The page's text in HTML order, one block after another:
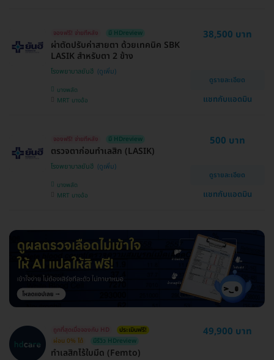
จองฟรี! จ่ายทีหลัง มี HDreview
ผ่าตัดปรับค่าสายตา ด้วยเทคนิค SBK
LASIK สำหรับตา 2 ข้าง
โรงพยาบาลยันฮี
บางพลัด
MRT บางอ้อ
38,500 บาท
ดูรายละเอียด
แชทกับแอดมิน
จองฟรี! จ่ายทีหลัง มี HDreview
ตรวจตาก่อนทำเลสิก (LASIK)
โรงพยาบาลยันฮี
บางพลัด
MRT บางอ้อ
500 บาท
ดูรายละเอียด
แชทกับแอดมิน
ถูกที่สุดเมื่อจองกับ HD
ประเมินฟรี!
ผ่อน 0% ได้
มีรีวิว HDreview
ทำเลสิกไร้ใบมีด (Femto)
49,900 บาท